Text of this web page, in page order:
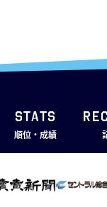
STATS
順位・成績